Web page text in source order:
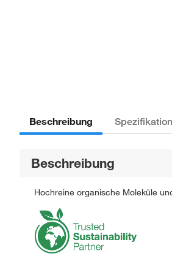
Beschreibung Spezifikation
Beschreibung
Hochreine organische Moleküle